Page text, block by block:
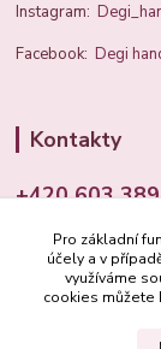
Instagram:
Facebook:Degi
Kontakty
+420 603
info@degi.cz
Pro základní
účely a v
využíváme
cookies můžete